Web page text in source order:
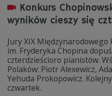
Konkurs
wyników cieszy się
Jury XIX
im. Fryderyka Chopina
czterdzieścioro pianistów.
Polaków: Piotr Alexewicz,
Yehuda Prokopowicz.
czwartek.